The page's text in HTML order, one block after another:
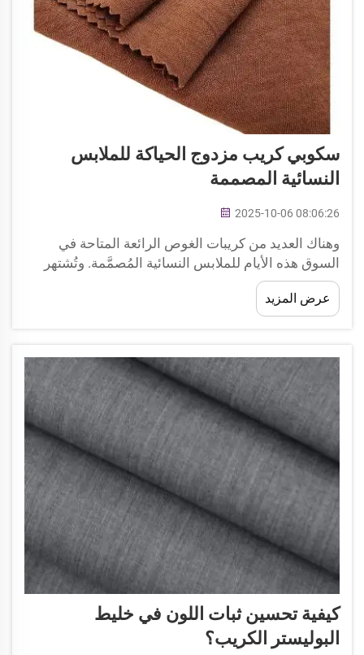
سكوبي كريب مزدوج الحياكة للملابس
النسائية المصممة
2025-10-06 08:06:26
وهناك العديد من كريبات الغوص الرائعة المتاحة في
السوق هذه الأيام للملابس النسائية المُصمَّمة. وتُشتهر
حريرية ناعمة، ومرونتها الملتصقة بالجسم، وكذلك براحتها
الفائقة...
عرض المزيد
كيفية تحسين ثبات اللون في خليط
البوليستر الكريب؟